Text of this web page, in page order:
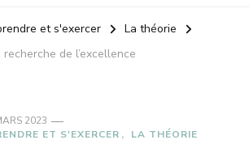
et s'exercer
La théorie
de l’excellence
2023
ET S'EXERCER LA THÉORIE